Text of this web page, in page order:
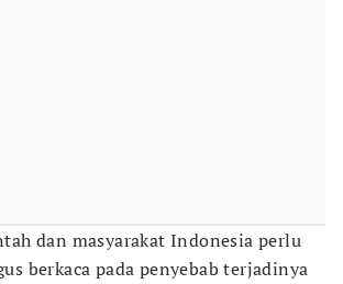
dan masyarakat Indonesia perlu
berkaca pada penyebab terjadinya